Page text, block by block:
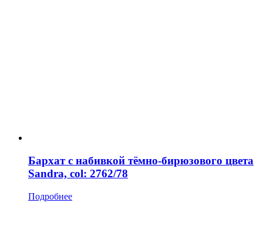
Бархат с набивкой тёмно-бирюзового цвета
Sandra, col: 2762/78
Подробнее